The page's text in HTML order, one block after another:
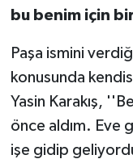
bu benim için
Paşa ismini
konusunda
Yasin Karakış,
önce aldım. Eve
işe gidip